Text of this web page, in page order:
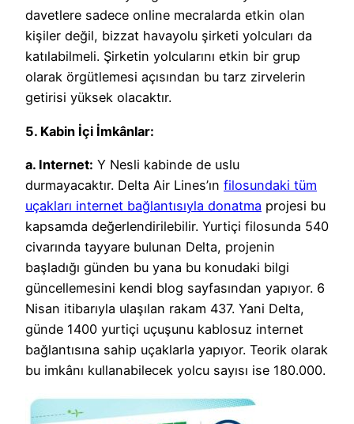
davetlere sadece online mecralarda etkin olan
kişiler değil, bizzat havayolu şirketi yolcuları da
katılabilmeli. Şirketin yolcularını etkin bir grup
olarak örgütlemesi açısından bu tarz zirvelerin
getirisi yüksek olacaktır.
5. Kabin İçi İmkânlar:
a. Internet: Y Nesli kabinde de uslu
durmayacaktır. Delta Air Lines’ın filosundaki tüm
uçakları internet bağlantısıyla donatma projesi bu
kapsamda değerlendirilebilir. Yurtiçi filosunda 540
civarında tayyare bulunan Delta, projenin
başladığı günden bu yana bu konudaki bilgi
güncellemesini kendi blog sayfasından yapıyor. 6
Nisan itibarıyla ulaşılan rakam 437. Yani Delta,
günde 1400 yurtiçi uçuşunu kablosuz internet
bağlantısına sahip uçaklarla yapıyor. Teorik olarak
bu imkânı kullanabilecek yolcu sayısı ise 180.000.